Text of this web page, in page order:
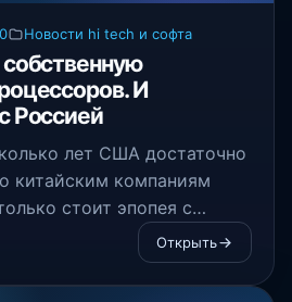
Новости hi tech и софта
И
Россией
лет США достаточно
китайским компаниям
стоит эпопея с
сих пор не может
созданием смартфонов
Открыть